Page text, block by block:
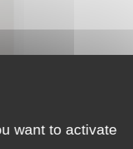
want to activate